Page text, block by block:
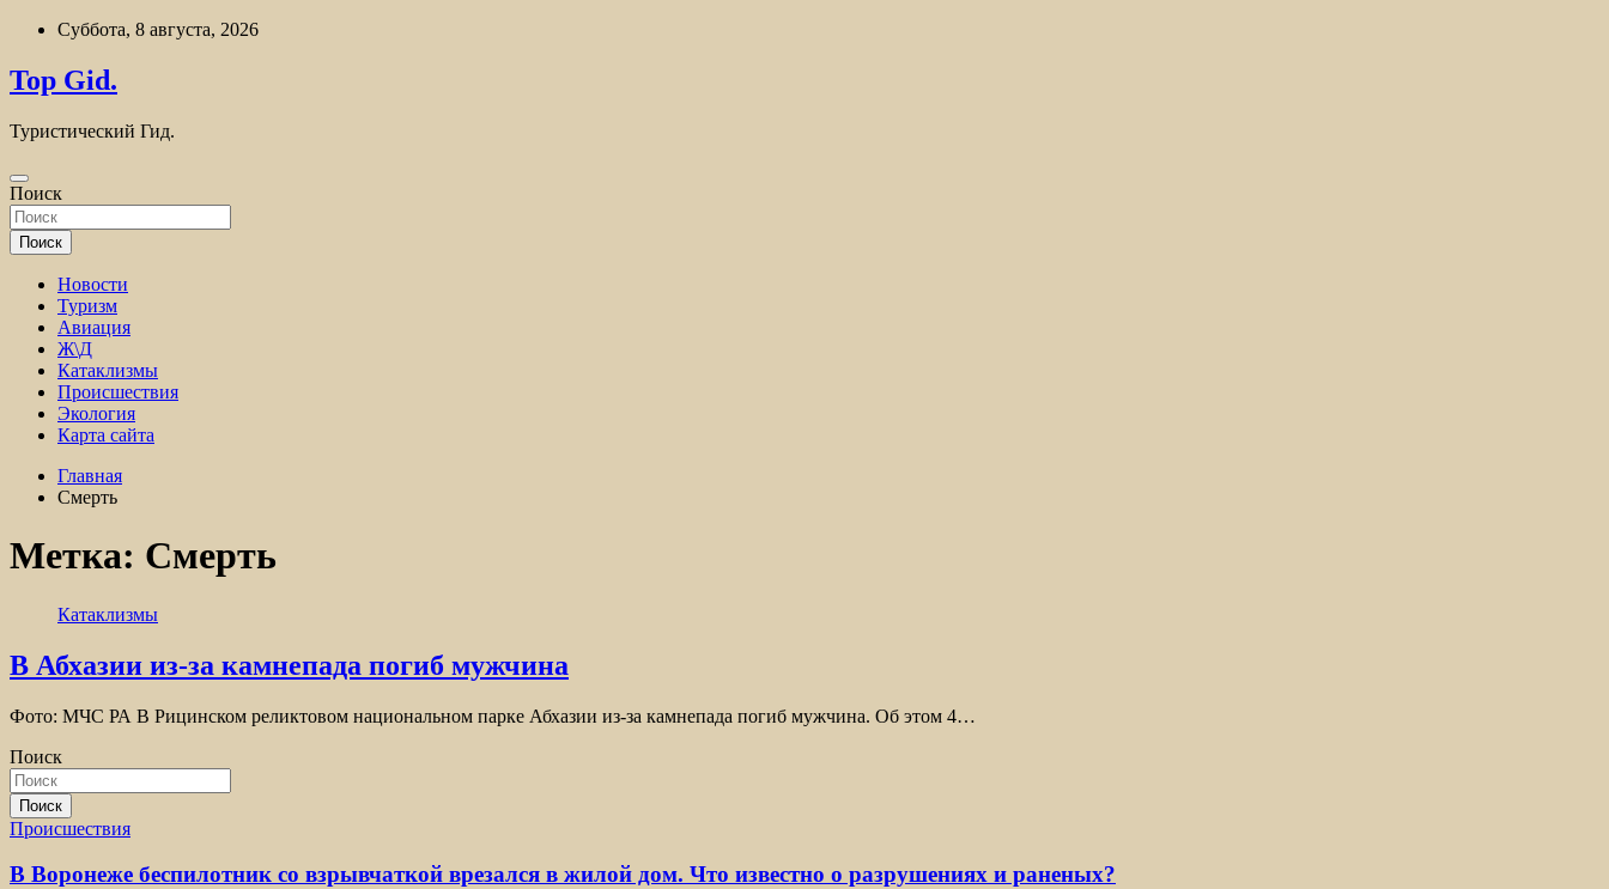
Перейти
содержимому
Суббота, 8 августа, 2026
Top Gid.
Туристический Гид.
Поиск
Поиск
Новости
Туризм
Авиация
Ж\Д
Катаклизмы
Происшествия
Экология
Карта сайта
Главная
Смерть
Метка: Смерть
Катаклизмы
В Абхазии из-за камнепада погиб мужчина
Фото: МЧС РА В Рицинском реликтовом национальном парке Абхазии из-за камнепада погиб мужчина. Об этом 4…
Поиск
Поиск
Происшествия
В Воронеже беспилотник со взрывчаткой врезался в жилой дом. Что известно о разрушениях и раненых?